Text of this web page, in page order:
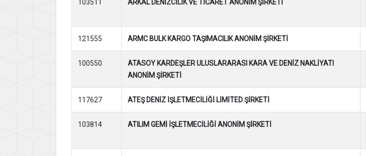
103511 ARKAL DENİZCİLİK VE TİCARET ANONİM ŞİRKETİ
121555 ARMC BULK KARGO TAŞIMACILIK ANONİM ŞİRKETİ
100550
ATASOY KARDEŞLER ULUSLARARASI KARA VE DENİZ NAKLİYATI
ANONİM ŞİRKETİ
117627 ATEŞ DENİZ İŞLETMECİLİĞİ LİMİTED ŞİRKETİ
103814 ATILIM GEMİ İŞLETMECİLİĞİ ANONİM ŞİRKETİ